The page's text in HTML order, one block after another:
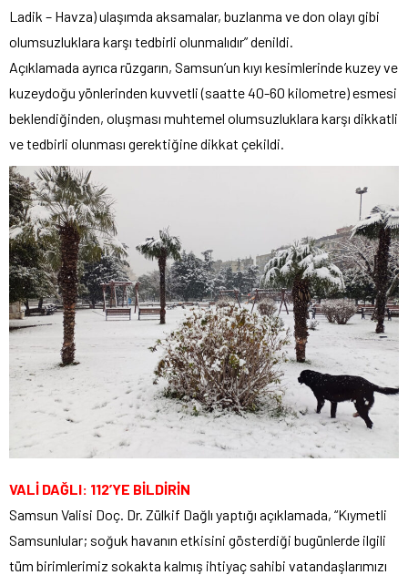
Ladik – Havza) ulaşımda aksamalar, buzlanma ve don olayı gibi
olumsuzluklara karşı tedbirli olunmalıdır” denildi.
Açıklamada ayrıca rüzgarın, Samsun’un kıyı kesimlerinde kuzey ve
kuzeydoğu yönlerinden kuvvetli (saatte 40-60 kilometre) esmesi
beklendiğinden, oluşması muhtemel olumsuzluklara karşı dikkatli
ve tedbirli olunması gerektiğine dikkat çekildi.
VALİ DAĞLI: 112’YE BİLDİRİN
Samsun Valisi Doç. Dr. Zülkif Dağlı yaptığı açıklamada, “Kıymetli
Samsunlular; soğuk havanın etkisini gösterdiği bugünlerde ilgili
tüm birimlerimiz sokakta kalmış ihtiyaç sahibi vatandaşlarımızı